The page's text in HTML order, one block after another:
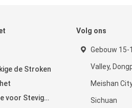
de Stroken
voor Stevig
Volg ons
Gebouw 15-
Valley,
Meishan
Sichuan